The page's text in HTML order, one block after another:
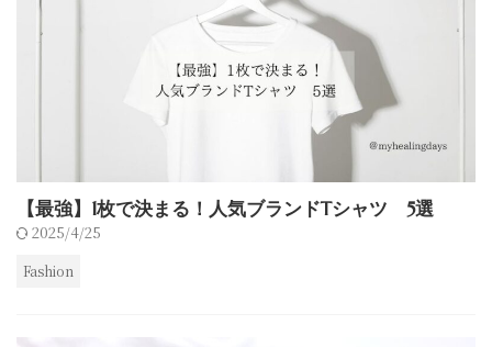
【最強】1枚で決まる！人気ブランドTシャツ 5選
2025/4/25
Fashion